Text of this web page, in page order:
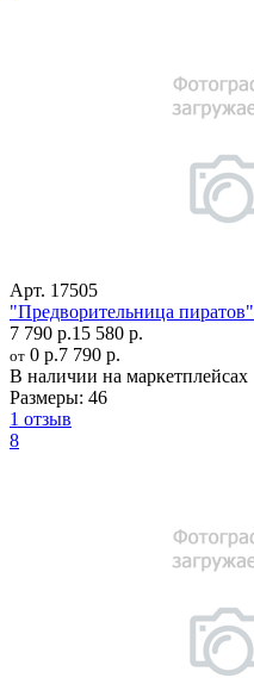
Арт. 17505
"Предворительница пиратов"
7 790 р.15 580 р.
от 0 р.7 790 р.
В наличии на маркетплейсах
Размеры: 46
1 отзыв
8